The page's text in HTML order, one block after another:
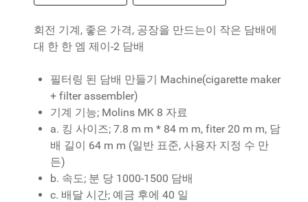
회전 기계, 좋은 가격, 공장을 만드는이 작은 담배에
대 한 한 엠 제이-2 담배
필터링 된 담배 만들기 Machine(cigarette maker
+ filter assembler)
기계 기능; Molins MK 8 자료
a. 킹 사이즈; 7.8 m m * 84 m m, fiter 20 m m, 담
배 길이 64 m m (일반 표준, 사용자 지정 수 만
든)
b. 속도; 분 당 1000-1500 담배
c. 배달 시간; 예금 후에 40 일